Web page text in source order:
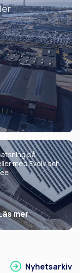
på
med Evolv och
mer
Nyhetsarkiv